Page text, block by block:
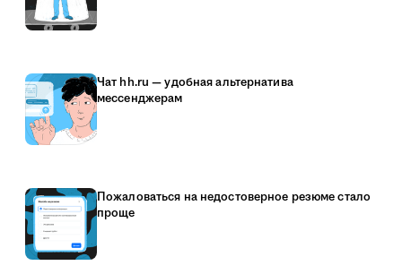
Чат hh.ru — удобная альтернатива
мессенджерам
Пожаловаться на недостоверное резюме стало
проще